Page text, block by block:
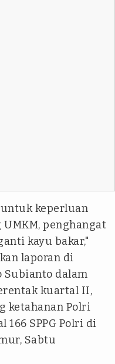
keperluan
penghangat
kayu bakar,"
laporan di
Subianto dalam
kuartal II,
ketahanan Polri
SPPG Polri di
Sabtu